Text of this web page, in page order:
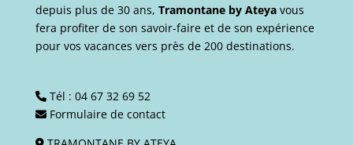
depuis plus de 30 ans, Tramontane by Ateya vous
fera profiter de son savoir-faire et de son expérience
pour vos vacances vers près de 200 destinations.
Tél : 04 67 32 69 52
Formulaire de contact